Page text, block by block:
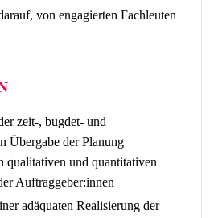
von engagierten Fachleuten
zeit-, bugdet- und
Übergabe der Planung
qualitativen und quantitativen
Auftraggeber:innen
adäquaten Realisierung der